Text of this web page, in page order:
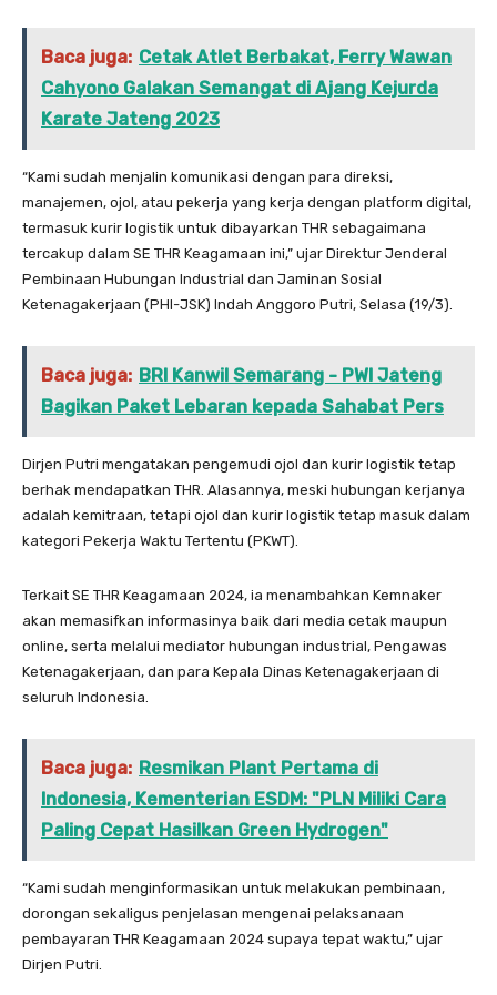
Baca juga: Cetak Atlet Berbakat, Ferry Wawan
Cahyono Galakan Semangat di Ajang Kejurda
Karate Jateng 2023
“Kami sudah menjalin komunikasi dengan para direksi,
manajemen, ojol, atau pekerja yang kerja dengan platform digital,
termasuk kurir logistik untuk dibayarkan THR sebagaimana
tercakup dalam SE THR Keagamaan ini,” ujar Direktur Jenderal
Pembinaan Hubungan Industrial dan Jaminan Sosial
Ketenagakerjaan (PHI-JSK) Indah Anggoro Putri, Selasa (19/3).
Baca juga: BRI Kanwil Semarang - PWI Jateng
Bagikan Paket Lebaran kepada Sahabat Pers
Dirjen Putri mengatakan pengemudi ojol dan kurir logistik tetap
berhak mendapatkan THR. Alasannya, meski hubungan kerjanya
adalah kemitraan, tetapi ojol dan kurir logistik tetap masuk dalam
kategori Pekerja Waktu Tertentu (PKWT).
Terkait SE THR Keagamaan 2024, ia menambahkan Kemnaker
akan memasifkan informasinya baik dari media cetak maupun
online, serta melalui mediator hubungan industrial, Pengawas
Ketenagakerjaan, dan para Kepala Dinas Ketenagakerjaan di
seluruh Indonesia.
Baca juga: Resmikan Plant Pertama di
Indonesia, Kementerian ESDM: "PLN Miliki Cara
Paling Cepat Hasilkan Green Hydrogen"
“Kami sudah menginformasikan untuk melakukan pembinaan,
dorongan sekaligus penjelasan mengenai pelaksanaan
pembayaran THR Keagamaan 2024 supaya tepat waktu,” ujar
Dirjen Putri.